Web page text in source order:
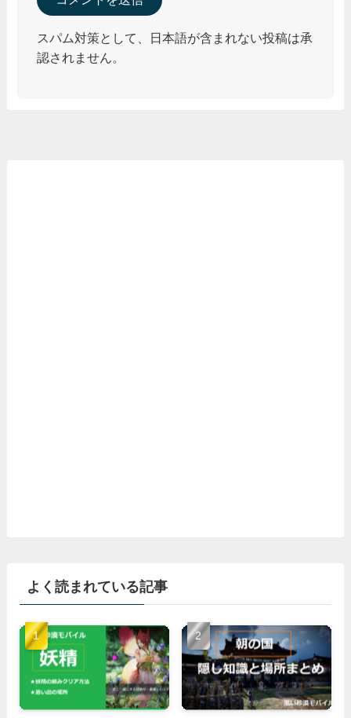
スパム対策として、日本語が含まれない投稿は承
認されません。
よく読まれている記事